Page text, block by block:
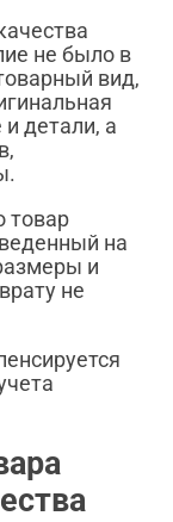
не было в
вид,
детали, а
товар
на
и
не